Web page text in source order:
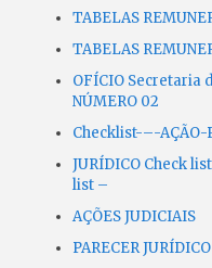
TABELAS
TABELAS
OFÍCIO Secretaria
NÚMERO 02
Checklist-–-AÇÃO-
JURÍDICO Check
list –
AÇÕES JUDICIAIS
PARECER